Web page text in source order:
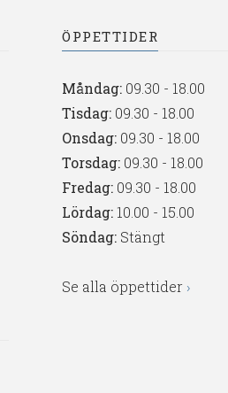
ÖPPETTIDER
Måndag: 09.30 - 18.00
Tisdag: 09.30 - 18.00
Onsdag: 09.30 - 18.00
Torsdag: 09.30 - 18.00
Fredag: 09.30 - 18.00
Lördag: 10.00 - 15.00
Söndag: Stängt
Se alla öppettider